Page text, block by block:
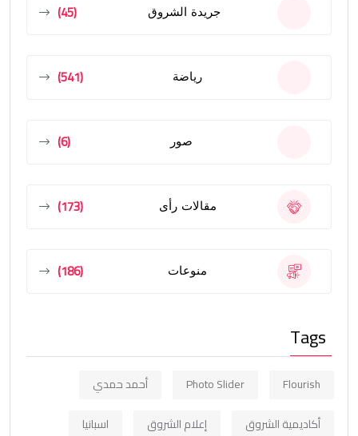
جريدة الشروق (45)
رياضة (541)
صور (6)
مقالات رأى (173)
منوعات (186)
Tags
Flourish
Photo Slider
أحمد حمدي
أكاديمية الشروق
إعلام الشروق
اسبانيا